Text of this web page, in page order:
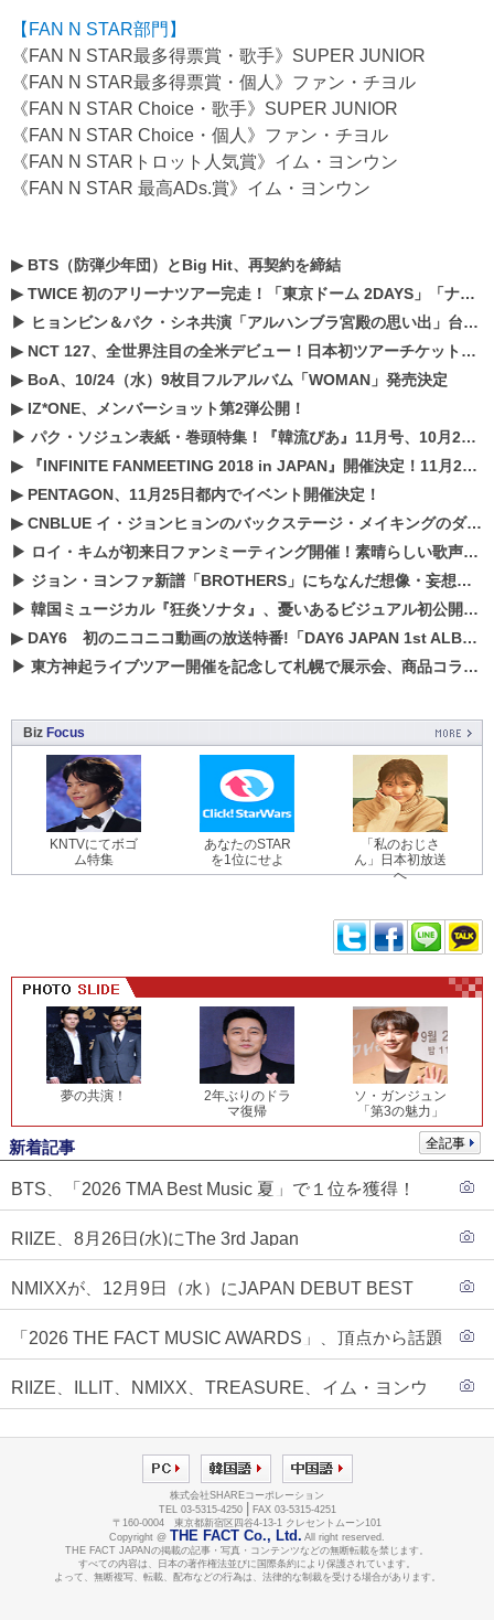
【FAN N STAR部門】
《FAN N STAR最多得票賞・歌手》SUPER JUNIOR
《FAN N STAR最多得票賞・個人》ファン・チヨル
《FAN N STAR Choice・歌手》SUPER JUNIOR
《FAN N STAR Choice・個人》ファン・チヨル
《FAN N STARトロット人気賞》イム・ヨンウン
《FAN N STAR 最高ADs.賞》イム・ヨンウン
▶ BTS（防弾少年団）とBig Hit、再契約を締結
▶TWICE 初のアリーナツアー完走！「東京ドーム 2DAYS」「ナゴヤドーム1DAY」「京セラドーム1DAY」2019年ドームツアー開催決定！！
▶ ヒョンビン＆パク・シネ共演「アルハンブラ宮殿の思い出」台本読み現場を公開
▶ NCT 127、全世界注目の全米デビュー！日本初ツアーチケットが早くもプレミア化！？
▶ BoA、10/24（水）9枚目フルアルバム「WOMAN」発売決定
▶ IZ*ONE、メンバーショット第2弾公開！
▶ パク・ソジュン表紙・巻頭特集！『韓流ぴあ』11月号、10月22日（月）発売！
▶
『INFINITE FANMEETING 2018 in JAPAN』開催決定！11月21、22日にパシフィコ横浜にて実施
▶ PENTAGON、11月25日都内でイベント開催決定！
▶CNBLUE イ・ジョンヒョンのバックステージ・メイキングのダイジェスト映像が公開！
▶ ロイ・キムが初来日ファンミーティング開催！素晴らしい歌声に癒される贅沢な時間
▶ ジョン・ヨンファ新譜「BROTHERS」にちなんだ想像・妄想企画がスタート！
▶ 韓国ミュージカル『狂炎ソナタ』、憂いある​ビジュアル初公開!! 主役リョウク、SHIN、KENらのコメントが到着！
▶ DAY6 初のニコニコ動画の放送特番!「DAY6 JAPAN 1st ALBUM「UNLOCK」発売記念 ライブ@ニコ生」を配信決定!
▶ 東方神起ライブツアー開催を記念して札幌で展示会、商品コラボが実現！！
Biz Focus
KNTVにてボゴ
ム特集
あなたのSTAR
を1位にせよ
「私のおじさ
ん」日本初放送
へ
夢の共演！
2年ぶりのドラ
マ復帰
ソ・ガンジュン
「第3の魅力」
全記事
新着記事
BTS、「2026 TMA Best Music 夏」で１位を獲得！
RIIZE、8月26日(水)にThe 3rd Japan
NMIXXが、12月9日（水）にJAPAN DEBUT BEST
もスタート！！
「2026 THE FACT MUSIC AWARDS」、頂点から話題
RIIZE、ILLIT、NMIXX、TREASURE、イム・ヨンウ
インナップに合流！
株式会社SHAREコーポレーション
TEL 03-5315-4250
FAX 03-5315-4251
〒160-0004 東京都新宿区四谷4-13-1 クレセントムーン101
Copyright @ THE FACT Co., Ltd. All right reserved.
THE FACT JAPANの掲載の記事・写真・コンテンツなどの無断転載を禁じます。
すべての内容は、日本の著作権法並びに国際条約により保護されています。
よって、無断複写、転載、配布などの行為は、法律的な制裁を受ける場合があります。